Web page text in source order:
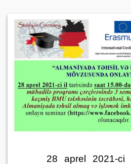
28 aprel 2021-ci